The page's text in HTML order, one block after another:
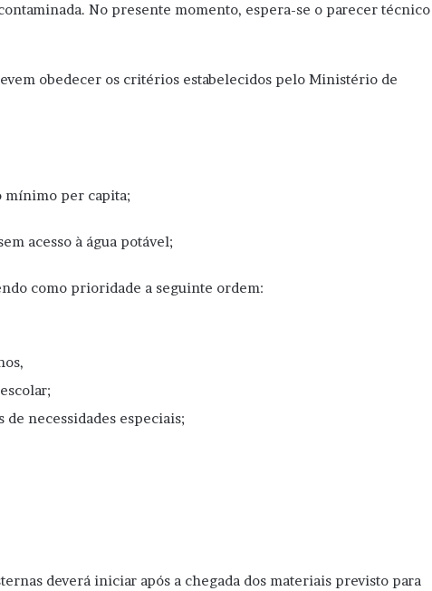
No presente momento, espera-se o parecer técnico
obedecer os critérios estabelecidos pelo Ministério de
mínimo per capita;
acesso à água potável;
como prioridade a seguinte ordem:
necessidades especiais;
deverá iniciar após a chegada dos materiais previsto para